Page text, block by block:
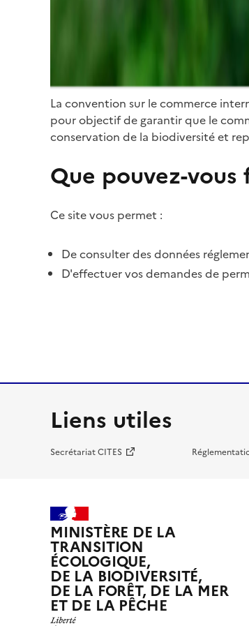
La convention sur le commerce
pour objectif de garantir que le
conservation de la biodiversité et
Que pouvez-vous
Ce site vous permet :
De consulter des données
D'effectuer vos demandes de
Liens utiles
Secrétariat CITES
MINISTÈRE DE LA
TRANSITION
ÉCOLOGIQUE,
DE LA BIODIVERSITÉ,
DE LA FORÊT, DE LA MER
ET DE LA PÊCHE